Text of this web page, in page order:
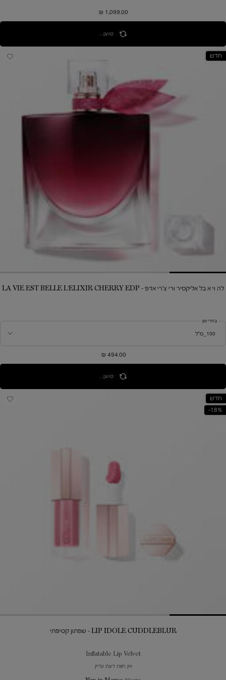
1,099.00 ₪
טוען...
חדש
לה וי א בל אליקסיר ורי צ'רי אדפ - LA VIE EST BELLE L'ELIXIR CHERRY EDP
בחרי גוון
494.00 ₪
טוען...
חדש
18%-
LIP IDOLE CUDDLEBLUR - שפתון קטיפתי
Inflatable Lip Velvet
אין חוות דעת עדיין